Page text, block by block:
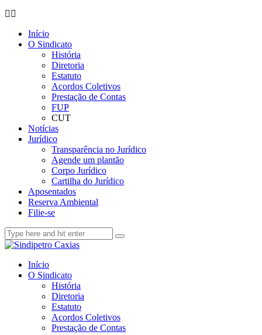
Início
O Sindicato
História
Diretoria
Estatuto
Acordos Coletivos
Prestação de Contas
FUP
CUT
Notícias
Jurídico
Transparência no Jurídico
Agende um plantão
Corpo Jurídico
Cartilha do Jurídico
Aposentados
Reserva Ambiental
Filie-se
Início
O Sindicato
História
Diretoria
Estatuto
Acordos Coletivos
Prestação de Contas